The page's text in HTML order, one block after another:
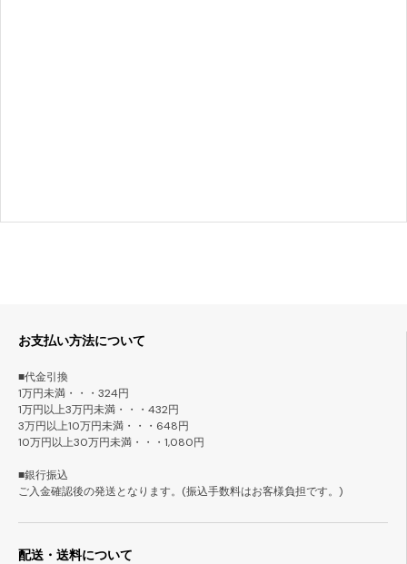
お支払い方法について
■代金引換
1万円未満・・・324円
1万円以上3万円未満・・・432円
3万円以上10万円未満・・・648円
10万円以上30万円未満・・・1,080円
■銀行振込
ご入金確認後の発送となります。(振込手数料はお客様負担です。)
配送・送料について